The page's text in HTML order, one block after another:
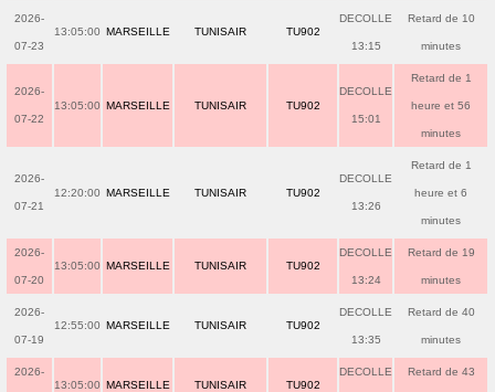
2026-
07-23
13:05:00 MARSEILLE TUNISAIR TU902
DECOLLE
13:15
Retard de 10
minutes
2026-
07-22
13:05:00 MARSEILLE TUNISAIR TU902
DECOLLE
15:01
Retard de 1
heure et 56
minutes
2026-
07-21
12:20:00 MARSEILLE TUNISAIR TU902
DECOLLE
13:26
Retard de 1
heure et 6
minutes
2026-
07-20
13:05:00 MARSEILLE TUNISAIR TU902
DECOLLE
13:24
Retard de 19
minutes
2026-
07-19
12:55:00 MARSEILLE TUNISAIR TU902
DECOLLE
13:35
Retard de 40
minutes
2026-
13:05:00 MARSEILLE TUNISAIR TU902
DECOLLE Retard de 43